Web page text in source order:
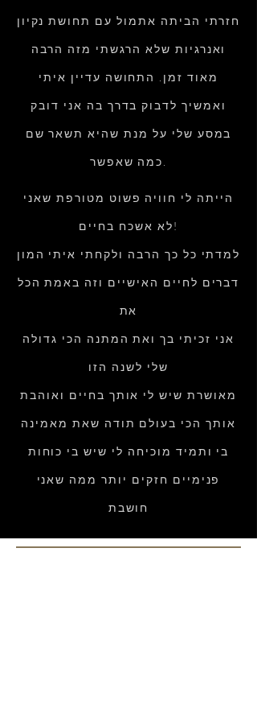
חזרתי הביתה אתמול עם תחושת נקיון
ואנרגיות שלא הרגשתי מזה הרבה
מאוד זמן. התחושה עדיין איתי
ואמשיך לדבוק בדרך בה אני דובק
במסע שלי על מנת שהיא תשאר שם
כמה שאפשר.
הייתה לי חוויה פשוט מטורפת שאני
לא אשכח בחיים!
למדתי כל כך הרבה ולקחתי איתי המון
דברים לחיים האישיים וזה באמת הכל
את
אני זכיתי בך ואת המתנה הכי גדולה
שלי לשנה הזו
מאושרת שיש לי אותך בחיים ואוהבת
אותך הכי בעולם תודה שאת מאמינה
בי ותמיד מוכיחה לי שיש בי כוחות
פנימיים חזקים יותר ממה שאני
חושבת